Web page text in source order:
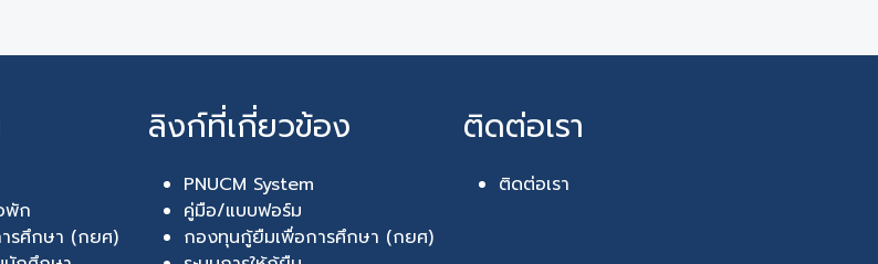
พัก
รศึกษา (กยศ)
ลิงก์ที่เกี่ยวข้อง
PNUCM System
คู่มือ/แบบฟอร์ม
กองทุนกู้ยืมเพื่อการศึกษา (กยศ)
ติดต่อเรา
ติดต่อเรา